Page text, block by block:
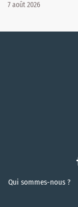
7 août 2026
Qui sommes-nous ?